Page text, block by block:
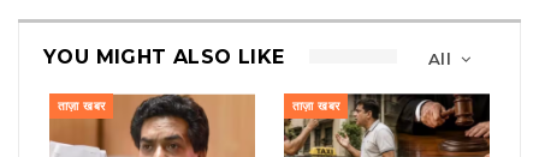
All
YOU MIGHT ALSO LIKE
ताज़ा खबर ताज़ा खबर